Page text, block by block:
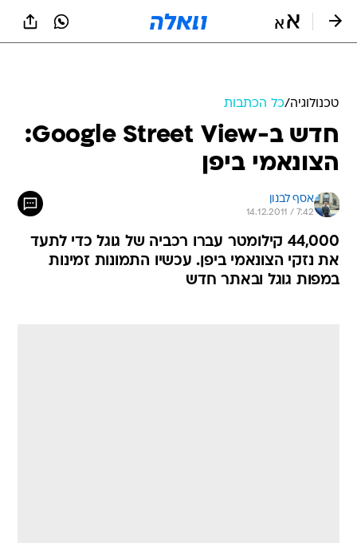
טכנולוגיה/כל הכתבות
חדש ב-Google Street View:
הצונאמי ביפן
אסף לבנון
14.12.2011 / 7:42
44,000 קילומטר עברו רכביה של גוגל כדי לתעד
את נזקי הצונאמי ביפן. עכשיו התמונות זמינות
במפות גוגל ובאתר חדש